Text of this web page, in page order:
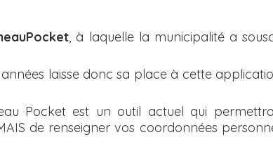
, à laquelle la municipalité a
laisse donc sa place à cette
Pocket est un outil actuel qui
de renseigner vos coordonnées